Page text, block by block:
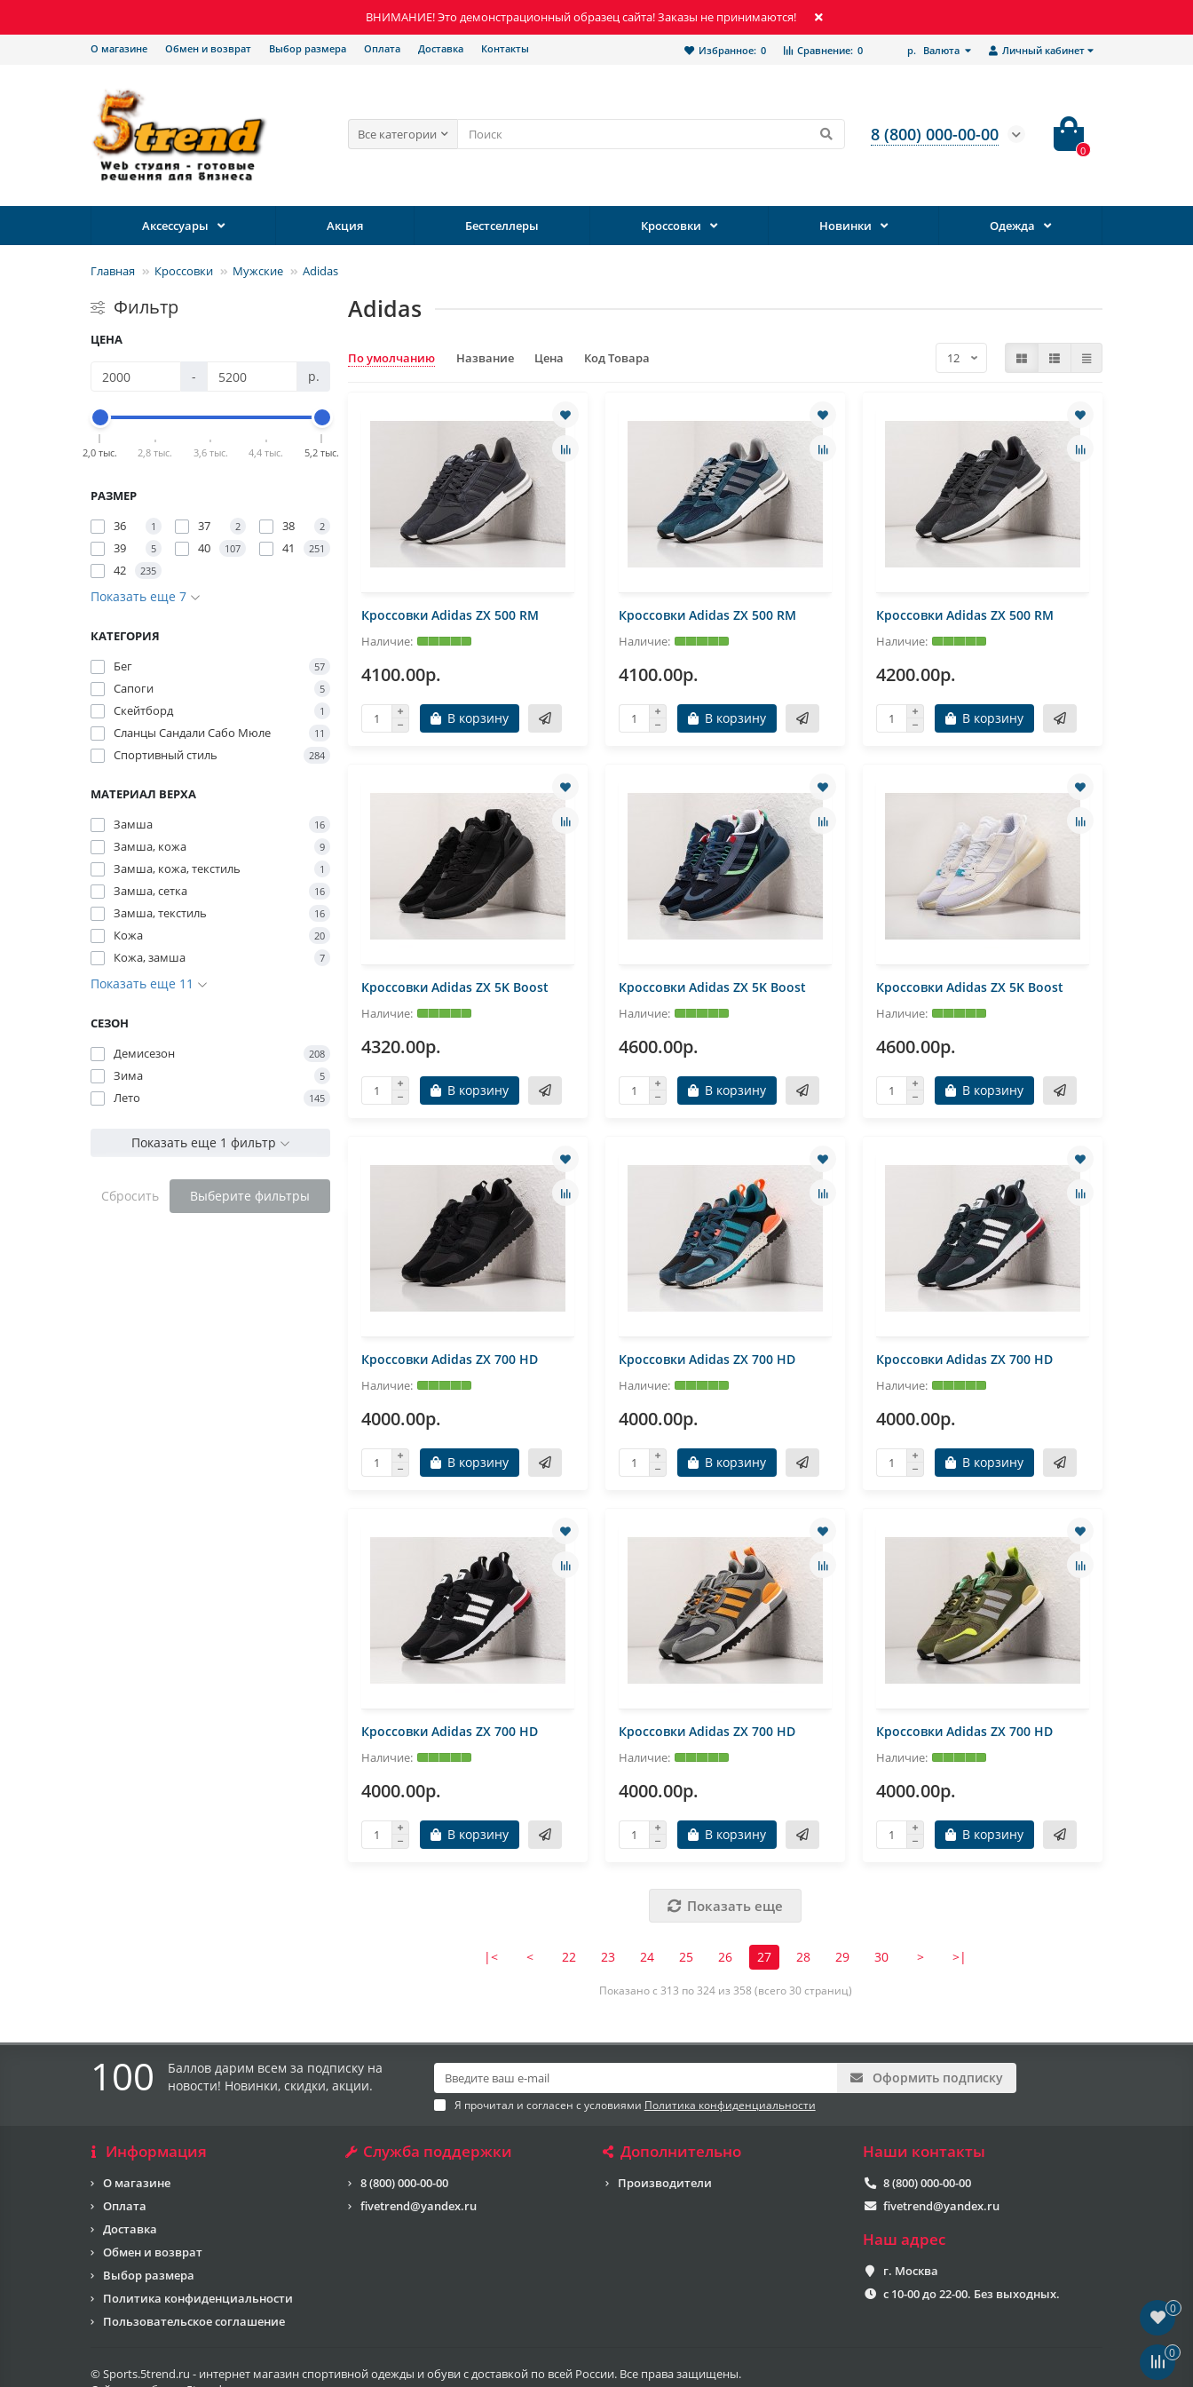
ВНИМАНИЕ! Это демонстрационный образец сайта! Заказы не принимаются!
Личный кабинет
р. Валюта
Сравнение: 0
Избранное: 0
О магазине Обмен и возврат Выбор размера Оплата Доставка Контакты
Все категории 8 (800) 000-00-00
0
Аксессуары Акция Бестселлеры Кроссовки Новинки Одежда
Главная Кроссовки Мужские Adidas
Фильтр
ЦЕНА
- р.
2,0 тыс. 2,8 тыс. 3,6 тыс. 4,4 тыс. 5,2 тыс.
РАЗМЕР
36
1 37 2 38 2
39 5 40 107 41 251
42 235
Показать еще 7
КАТЕГОРИЯ
Бег
57
Сапоги 5
Скейтборд 1
Сланцы Сандали Сабо Мюле 11
Спортивный стиль 284
МАТЕРИАЛ ВЕРХА
Замша
16
Замша, кожа 9
Замша, кожа, текстиль 1
Замша, сетка 16
Замша, текстиль 16
Кожа 20
Кожа, замша 7
Показать еще 11
СЕЗОН
Демисезон
208
Зима 5
Лето 145
Показать еще 1 фильтр
Сбросить Выберите фильтры
Adidas
По умолчанию Название Цена Код Товара
Кроссовки Adidas ZX 500 RM
4100.00р.
В корзину
Кроссовки Adidas ZX 500 RM
4100.00р.
В корзину
Кроссовки Adidas ZX 500 RM
4200.00р.
В корзину
Кроссовки Adidas ZX 5K Boost
4320.00р.
В корзину
Кроссовки Adidas ZX 5K Boost
4600.00р.
В корзину
Кроссовки Adidas ZX 5K Boost
4600.00р.
В корзину
Кроссовки Adidas ZX 700 HD
4000.00р.
В корзину
Кроссовки Adidas ZX 700 HD
4000.00р.
В корзину
Кроссовки Adidas ZX 700 HD
4000.00р.
В корзину
Кроссовки Adidas ZX 700 HD
4000.00р.
В корзину
Кроссовки Adidas ZX 700 HD
4000.00р.
В корзину
Кроссовки Adidas ZX 700 HD
4000.00р.
В корзину
Показать еще
|< < 22 23 24 25 26 27 28 29 30 > >|
Показано с 313 по 324 из 358 (всего 30 страниц)
100
Баллов дарим всем за подписку на
новости! Новинки, скидки, акции.
Оформить подписку
Я прочитал и согласен с условиями Политика конфиденциальности
Информация
О магазине
Оплата
Доставка
Обмен и возврат
Выбор размера
Политика конфиденциальности
Пользовательское соглашение
Служба поддержки
8 (800) 000-00-00
fivetrend@yandex.ru
Дополнительно
Производители
Наши контакты
8 (800) 000-00-00
fivetrend@yandex.ru
Наш адрес
г. Москва
с 10-00 до 22-00. Без выходных.
© Sports.5trend.ru - интернет магазин спортивной одежды и обуви с доставкой по всей России. Все права защищены.
0
0